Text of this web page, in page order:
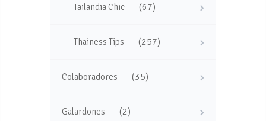
Tailandia Chic (67)
Thainess Tips (257)
Colaboradores (35)
Galardones (2)